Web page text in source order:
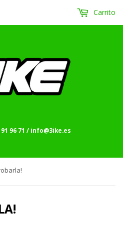
91 96 71 / info@3ike.es
Carrito